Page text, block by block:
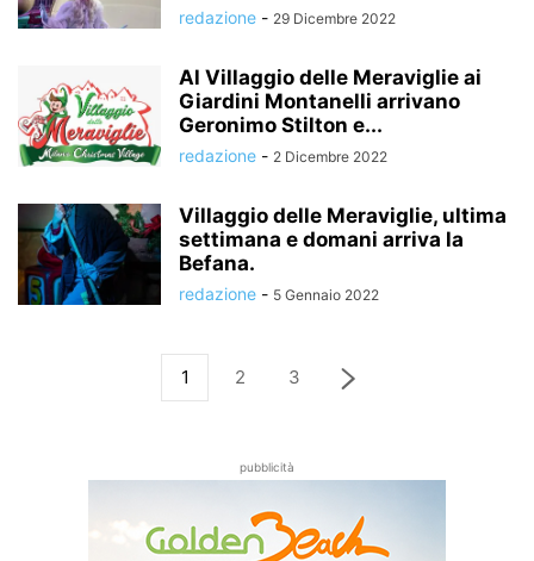
redazione - 29 Dicembre 2022
Al Villaggio delle Meraviglie ai
Giardini Montanelli arrivano
Geronimo Stilton e...
redazione - 2 Dicembre 2022
Villaggio delle Meraviglie, ultima
settimana e domani arriva la
Befana.
redazione - 5 Gennaio 2022
1 2 3
pubblicità